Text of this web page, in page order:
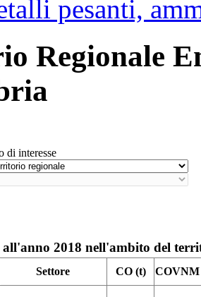
pesanti,
Regionale
di interesse
2018 nell'ambito del
Settore CO (t)
COVNM